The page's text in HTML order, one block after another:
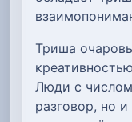
Триша
Люди с
разговор, но и